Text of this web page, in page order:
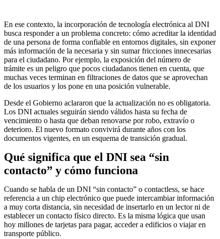
En ese contexto, la incorporación de tecnología electrónica al DNI
busca responder a un problema concreto: cómo acreditar la identidad
de una persona de forma confiable en entornos digitales, sin exponer
más información de la necesaria y sin sumar fricciones innecesarias
para el ciudadano. Por ejemplo, la exposición del número de
trámite es un peligro que pocos ciudadanos tienen en cuenta, que
muchas veces terminan en filtraciones de datos que se aprovechan
de los usuarios y los pone en una posición vulnerable.
Desde el Gobierno aclararon que la actualización no es obligatoria.
Los DNI actuales seguirán siendo válidos hasta su fecha de
vencimiento o hasta que deban renovarse por robo, extravío o
deterioro. El nuevo formato convivirá durante años con los
documentos vigentes, en un esquema de transición gradual.
Qué significa que el DNI sea “sin
contacto” y cómo funciona
Cuando se habla de un DNI “sin contacto” o contactless, se hace
referencia a un chip electrónico que puede intercambiar información
a muy corta distancia, sin necesidad de insertarlo en un lector ni de
establecer un contacto físico directo. Es la misma lógica que usan
hoy millones de tarjetas para pagar, acceder a edificios o viajar en
transporte público.